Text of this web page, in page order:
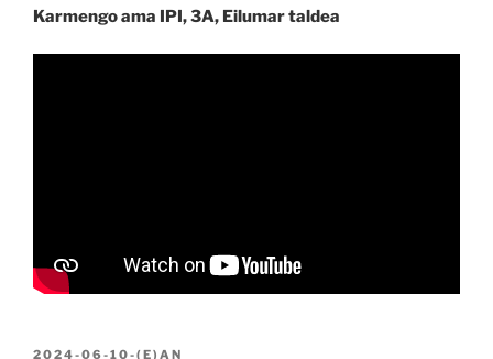
Karmengo ama IPI, 3A, Eilumar taldea
2024-06-10-(E)AN